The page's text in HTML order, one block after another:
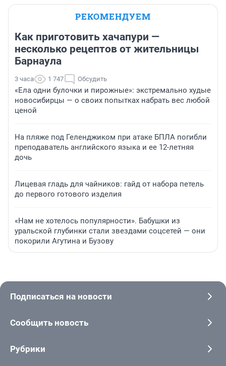
РЕКОМЕНДУЕМ
Как приготовить хачапури —
несколько рецептов от жительницы
Барнаула
3 часа 1 747 Обсудить
«Ела одни булочки и пирожные»: экстремально худые
новосибирцы — о своих попытках набрать вес любой
ценой
На пляже под Геленджиком при атаке БПЛА погибли
преподаватель английского языка и ее 12-летняя
дочь
Лицевая гладь для чайников: гайд от набора петель
до первого готового изделия
«Нам не хотелось популярности». Бабушки из
уральской глубинки стали звездами соцсетей — они
покорили Агутина и Бузову
Подписаться на новости
Сообщить новость
Рубрики